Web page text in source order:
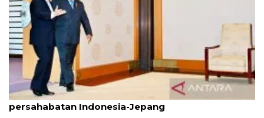
Presiden temui Kaisar Naruhito pererat
persahabatan Indonesia-Jepang